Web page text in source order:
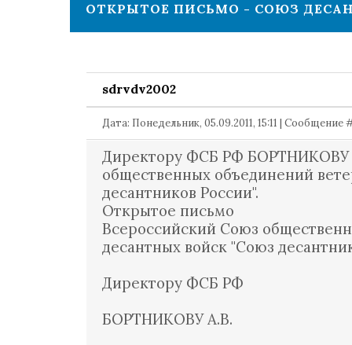
ОТКРЫТОЕ ПИСЬМО - СОЮЗ
sdrvdv2002
Дата: Понедельник, 05.09.2011, 15:11 | Сообщение
Директору ФСБ РФ БОРТНИКОВУ
общественных объединений
десантников России".
Открытое письмо
Всероссийский Союз
десантных войск "Союз
Директору ФСБ РФ
БОРТНИКОВУ А.В.